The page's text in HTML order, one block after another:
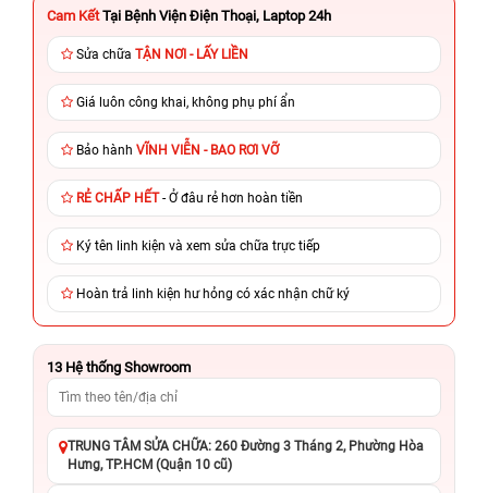
Cam Kết Tại Bệnh Viện Điện Thoại, Laptop 24h
Sửa chữa TẬN NƠI - LẤY LIỀN
Giá luôn công khai, không phụ phí ẩn
Bảo hành VĨNH VIỄN - BAO RƠI VỠ
RẺ CHẤP HẾT- Ở đâu rẻ hơn hoàn tiền
Ký tên linh kiện và xem sửa chữa trực tiếp
Hoàn trả linh kiện hư hỏng có xác nhận chữ ký
13 Hệ thống Showroom
TRUNG TÂM SỬA CHỮA: 260 Đường 3 Tháng 2, Phường Hòa
Hưng, TP.HCM (Quận 10 cũ)